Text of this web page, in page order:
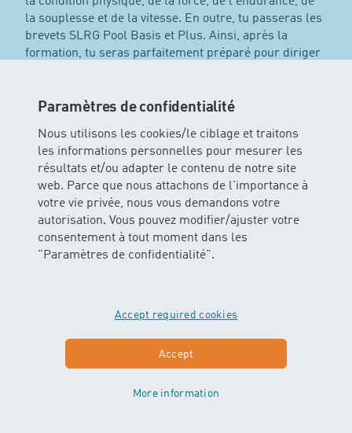
Paramètres de confidentialité
Nous utilisons les cookies/le ciblage et traitons
les informations personnelles pour mesurer les
résultats et/ou adapter le contenu de notre site
web. Parce que nous attachons de l'importance à
votre vie privée, nous vous demandons votre
autorisation. Vous pouvez modifier/ajuster votre
consentement à tout moment dans les
"Paramètres de confidentialité".
Accept required cookies
Accept
More information
la souplesse et de la vitesse. En outre, tu passeras les
brevets SLRG Pool Basis et Plus. Ainsi, après la
formation, tu seras parfaitement préparé pour diriger
Tu trouveras ici l'annonce
Lieu de formation :
Jour de formation :
mardi
Entraînement à la natation SSS:
individuel
19.09.2025 Pool Basis: 26.09.2025 Pool
Intéressé(e) ? Envoie-nous ta candidature
Ausbildung Let’s Swim
Für die Ausbildung zur Kursleitung Let's Swim ist eine